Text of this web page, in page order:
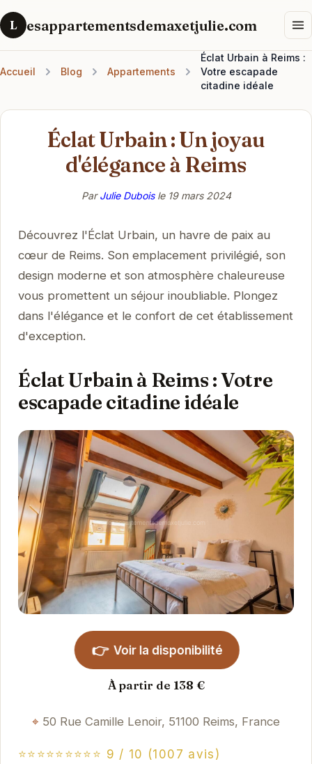
L esappartementsdemaxetjulie.com
Accueil Blog Appartements
Éclat Urbain à Reims :
Votre escapade
citadine idéale
Éclat Urbain : Un joyau
d'élégance à Reims
ParJulie Duboisle 19 mars 2024
Découvrez l'Éclat Urbain, un havre de paix au
cœur de Reims. Son emplacement privilégié, son
design moderne et son atmosphère chaleureuse
vous promettent un séjour inoubliable. Plongez
dans l'élégance et le confort de cet établissement
d'exception.
Éclat Urbain à Reims : Votre
escapade citadine idéale
👉 Voir la disponibilité
À partir de 138 €
50 Rue Camille Lenoir, 51100 Reims, France
⭐⭐⭐⭐⭐⭐⭐⭐⭐ 9 / 10 (1007 avis)